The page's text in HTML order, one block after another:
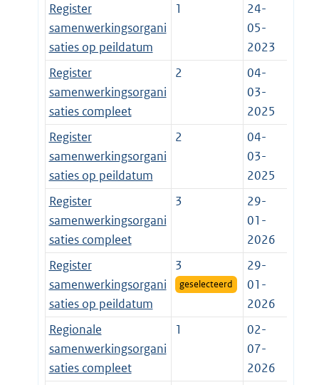
Register
samenwerkingsorgani
saties op peildatum
1
24-
05-
2023
Register
samenwerkingsorgani
saties compleet
2
04-
03-
2025
Register
samenwerkingsorgani
saties op peildatum
2
04-
03-
2025
Register
samenwerkingsorgani
saties compleet
3
29-
01-
2026
Register
samenwerkingsorgani
saties op peildatum
3
geselecteerd
29-
01-
2026
Regionale
samenwerkingsorgani
saties compleet
1
02-
07-
2026